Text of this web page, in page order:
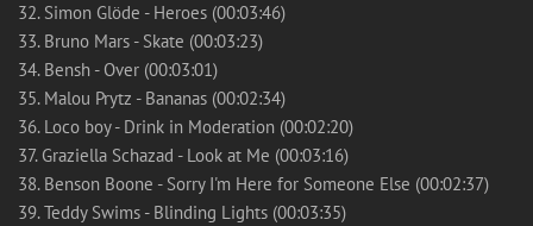
32. Simon Glöde - Heroes (00:03:46)
33. Bruno Mars - Skate (00:03:23)
34. Bensh - Over (00:03:01)
35. Malou Prytz - Bananas (00:02:34)
36. Loco boy - Drink in Moderation (00:02:20)
37. Graziella Schazad - Look at Me (00:03:16)
38. Benson Boone - Sorry I'm Here for Someone Else (00:02:37)
39. Teddy Swims - Blinding Lights (00:03:35)